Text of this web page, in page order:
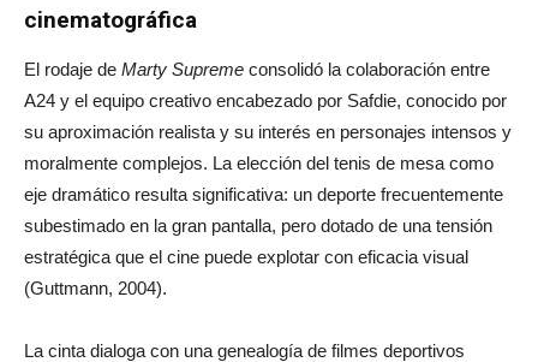
cinematográfica
El rodaje de Marty Supreme consolidó la colaboración entre
A24 y el equipo creativo encabezado por Safdie, conocido por
su aproximación realista y su interés en personajes intensos y
moralmente complejos. La elección del tenis de mesa como
eje dramático resulta significativa: un deporte frecuentemente
subestimado en la gran pantalla, pero dotado de una tensión
estratégica que el cine puede explotar con eficacia visual
(Guttmann, 2004).
La cinta dialoga con una genealogía de filmes deportivos